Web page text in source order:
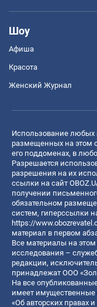
Шоу
Афиша
Красота
Женский Журнал
Использование любых
размещенных на этом
его поддоменах, в
Разрешается
разрешения на их
ссылки на сайт
получении
обязательном
систем, гиперссылки
https://
материал в первом
Все материалы на этом
исследования –
редакции,
принадлежат ООО
На все
имеет
«Об авторских правах